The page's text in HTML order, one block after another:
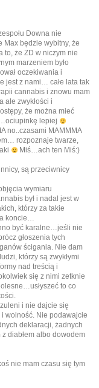
Downa nie
Max będzie wybitny, że
to, że ZD w niczym nie
marzeniem było
oczekiwania i
jest z nami… całe lata tak
cannabis i znowu mam
ale zwykłości i
że można mieć
lepiej
no..czasami MAMMMA
rozpoznaje twarze,
Miś…ach ten Miś:)
są przeciwnicy
wymiaru
był i nadal jest w
którzy za takie
koncie…
być karalne…jeśli nie
głoszenia tych
ścigania. Nie dam
którzy są zwykłymi
nad treścią i
się z nimi zetknie
to co
i nie dajcie się
wolność. Nie podawajcie
deklaracji, żadnych
diabłem albo dowodem
nie mam czasu się tym